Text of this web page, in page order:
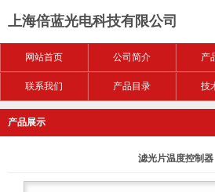
上海倍蓝光电科技有限公司
网站首页 公司简介 产
联系我们 产品目录 技
产品展示
滤光片温度控制器